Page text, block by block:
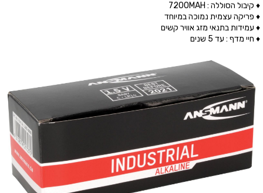
♦ קיבול הסוללה : 7200MAH
♦ פריקה עצמית נמוכה במיוחד
♦ עמידות בתנאי מזג אוויר קשים
♦ חיי מדף : עד 5 שנים